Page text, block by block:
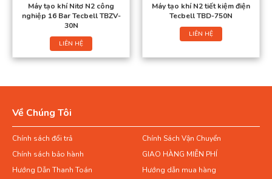
Máy tạo khí Nitơ N2 công
nghiệp 16 Bar Tecbell TBZV-
30N
LIÊN HỆ
Máy tạo khí N2 tiết kiệm điện
Tecbell TBD-750N
LIÊN HỆ
Về Chúng Tôi
Chính sách đổi trả
Chính Sách Vận Chuyển
Chính sách bảo hành
GIAO HÀNG MIỄN PHÍ
Hướng Dẫn Thanh Toán
Hướng dẫn mua hàng